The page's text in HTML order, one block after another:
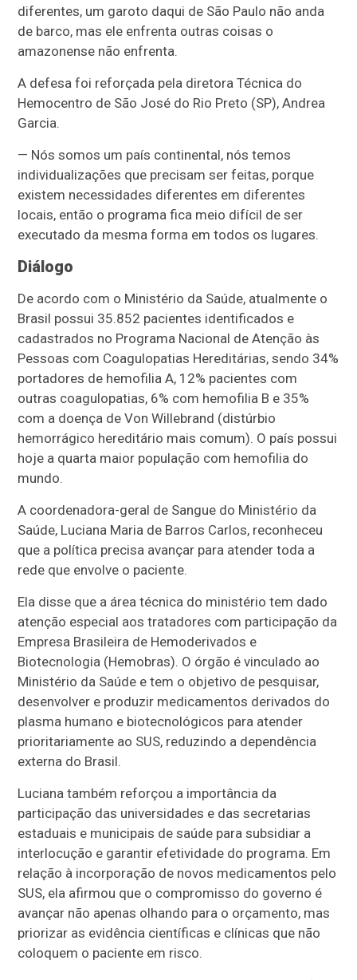
diferentes, um garoto daqui de São Paulo não anda
de barco, mas ele enfrenta outras coisas o
amazonense não enfrenta.
A defesa foi reforçada pela diretora Técnica do
Hemocentro de São José do Rio Preto (SP), Andrea
Garcia.
— Nós somos um país continental, nós temos
individualizações que precisam ser feitas, porque
existem necessidades diferentes em diferentes
locais, então o programa fica meio difícil de ser
executado da mesma forma em todos os lugares.
Diálogo
De acordo com o Ministério da Saúde, atualmente o
Brasil possui 35.852 pacientes identificados e
cadastrados no Programa Nacional de Atenção às
Pessoas com Coagulopatias Hereditárias, sendo 34%
portadores de hemofilia A, 12% pacientes com
outras coagulopatias, 6% com hemofilia B e 35%
com a doença de Von Willebrand (distúrbio
hemorrágico hereditário mais comum). O país possui
hoje a quarta maior população com hemofilia do
mundo.
A coordenadora-geral de Sangue do Ministério da
Saúde, Luciana Maria de Barros Carlos, reconheceu
que a política precisa avançar para atender toda a
rede que envolve o paciente.
Ela disse que a área técnica do ministério tem dado
atenção especial aos tratadores com participação da
Empresa Brasileira de Hemoderivados e
Biotecnologia (Hemobras). O órgão é vinculado ao
Ministério da Saúde e tem o objetivo de pesquisar,
desenvolver e produzir medicamentos derivados do
plasma humano e biotecnológicos para atender
prioritariamente ao SUS, reduzindo a dependência
externa do Brasil.
Luciana também reforçou a importância da
participação das universidades e das secretarias
estaduais e municipais de saúde para subsidiar a
interlocução e garantir efetividade do programa. Em
relação à incorporação de novos medicamentos pelo
SUS, ela afirmou que o compromisso do governo é
avançar não apenas olhando para o orçamento, mas
priorizar as evidência científicas e clínicas que não
coloquem o paciente em risco.